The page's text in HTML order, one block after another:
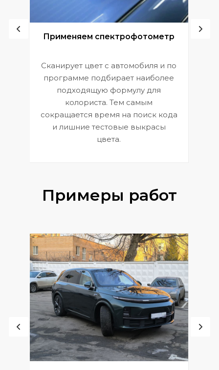
Применяем спектрофотометр
Сканирует цвет с автомобиля и по
программе подбирает наиболее
подходящую формулу для
колориста. Тем самым
сокращается время на поиск кода
и лишние тестовые выкрасы
цвета.
Примеры работ